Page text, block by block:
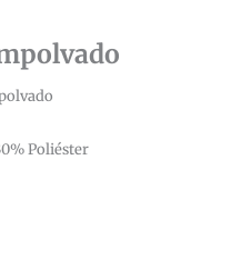
Poliéster